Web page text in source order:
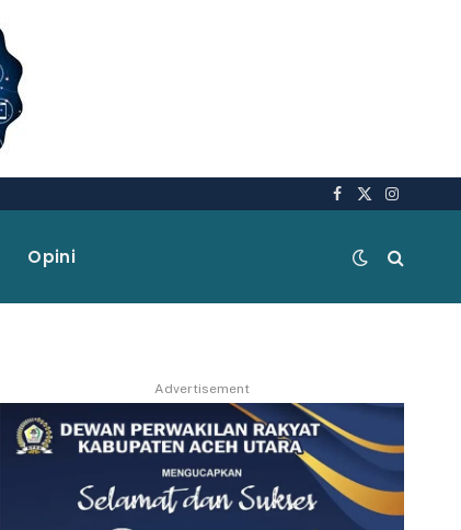
Facebook
X
Opini
Advertisement